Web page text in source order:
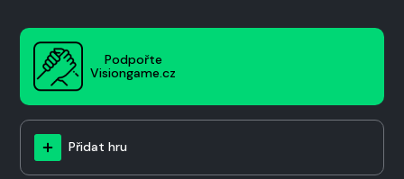
Podpořte
Visiongame.cz
Přidat hru